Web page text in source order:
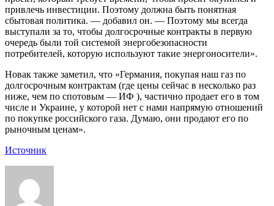
привлечь инвестиции. Поэтому должна быть понятная
сбытовая политика. — добавил он. — Поэтому мы всегда
выступали за то, чтобы долгосрочные контракты в первую
очередь были той системой энергобезопасности
потребителей, которую используют такие энергоносители».
Новак также заметил, что «Германия, покупая наш газ по
долгосрочным контрактам (где цены сейчас в несколько раз
ниже, чем по спотовым — ИФ ), частично продает его в том
числе и Украине, у которой нет с нами напрямую отношений
по покупке российского газа. Думаю, они продают его по
рыночным ценам».
Источник